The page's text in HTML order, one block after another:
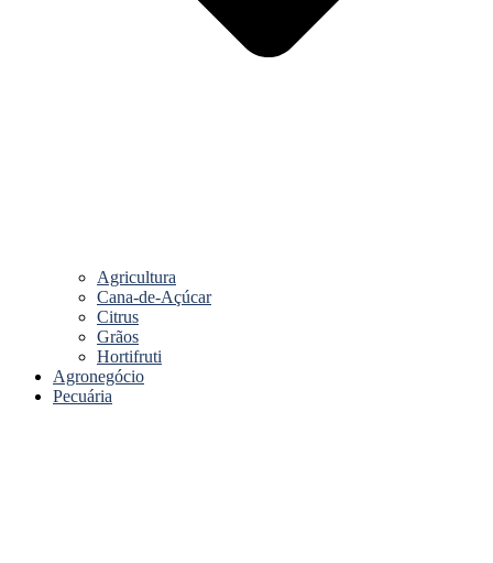
Agricultura
Cana-de-Açúcar
Citrus
Grãos
Hortifruti
Agronegócio
Pecuária